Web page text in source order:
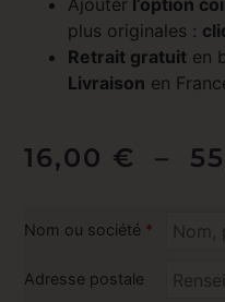
Ajouter l’option
plus originales :
Retrait gratuit en
Livraison en
16,00 € –
Nom ou société *
Adresse postale